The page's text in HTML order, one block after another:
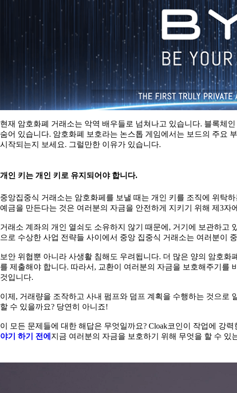
현재 암호화폐 거래소는 악역 배우들로 넘쳐나고 있습니다. 블록체
숨어 있습니다. 암호화폐 보호라는 논스톱 게임에서는 보드의 주요
시작되는지 보세요. 그럴만한 이유가 있습니다.
개인 키는 개인 키로 유지되어야 합니다.
중앙집중식 거래소는 암호화페를 보낼 때는 개인 키를 조직에 위탁
예금을 만든다는 것은 여러분의 자금을 안전하게 지키기 위해 제3자
거래소 계좌의 개인 열쇠도 소유하지 않기 때문에, 거기에 보관하고
으로 수상한 사업 전략들 사이에서 중앙 집중식 거래소는 여러분이
보안 위협뿐 아니라 사생활 침해도 우려됩니다. 더 많은 양의 암호화
를 제출해야 합니다. 따라서, 교환이 여러분의 자금을 보호해주기를
것입니다.
이제, 거래량을 조작하고 사내 펌프와 덤프 계획을 수행하는 것으로
할 수 있을까요? 당연히 아니죠!
이 모든 문제들에 대한 해답은 무엇일까요? Cloak코인이 작업에 강
야기 하기 전에 지금 여러분의 자금을 보호하기 위해 무엇을 할 수 있